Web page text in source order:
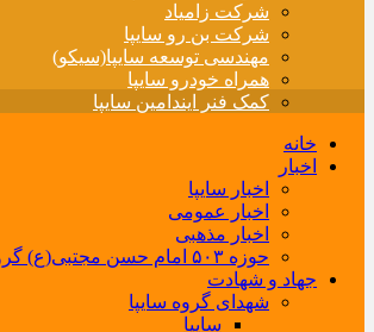
شرکت زامیاد
شرکت بن رو سایپا
مهندسی توسعه سایپا(سیکو)
همراه خودرو سایپا
کمک فنر ایندامین سایپا
خانه
اخبار
اخبار سایپا
اخبار عمومی
اخبار مذهبی
حوزه ۵۰۳ امام حسن مجتبی(ع) گروه سایپا
جهاد و شهادت
شهدای گروه سایپا
سایپا